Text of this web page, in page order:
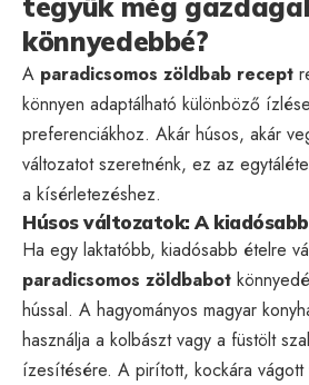
könnyedebbé?
A paradicsomos zöldbab recept
könnyen adaptálható különböző
preferenciákhoz. Akár húsos, akár
változatot szeretnénk, ez az
a kísérletezéshez.
Húsos változatok: A
Ha egy laktatóbb, kiadósabb ételre
paradicsomos zöldbabot
hússal. A hagyományos magyar
használja a kolbászt vagy a füstölt
ízesítésére. A pirított, kockára vágott